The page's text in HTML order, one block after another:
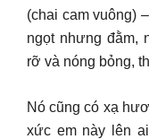
(chai cam vuông)
ngọt nhưng đằm,
rỡ và nóng bỏng,
Nó cũng có xạ
xức em này lên